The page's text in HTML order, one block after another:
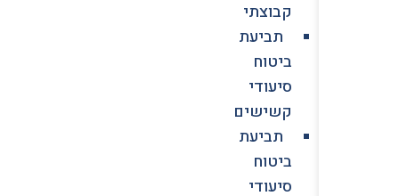
קבוצתי
תביעת
ביטוח
סיעודי
קשישים
תביעת
ביטוח
סיעודי